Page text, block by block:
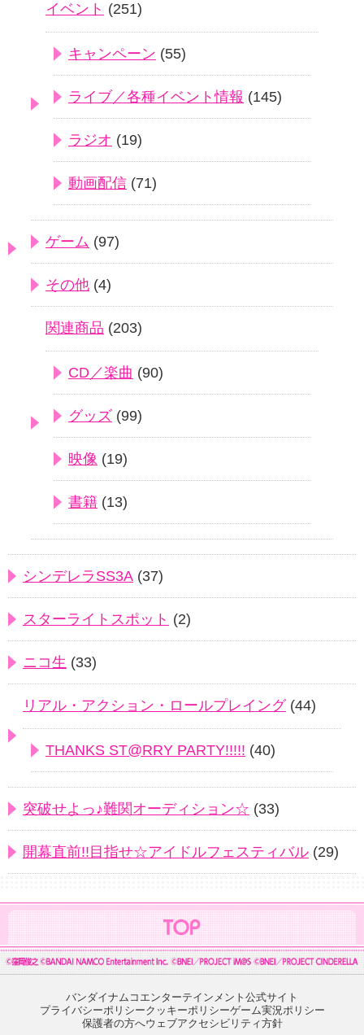
イベント (251)
キャンペーン (55)
ライブ／各種イベント情報 (145)
ラジオ (19)
動画配信 (71)
ゲーム (97)
その他 (4)
関連商品 (203)
CD／楽曲 (90)
グッズ (99)
映像 (19)
書籍 (13)
シンデレラSS3A (37)
スターライトスポット (2)
ニコ生 (33)
リアル・アクション・ロールプレイング(44)
THANKS ST@RRY PARTY!!!!! (40)
突破せよっ♪難関オーディション☆ (33)
開幕直前!!目指せ☆アイドルフェスティバル (29)
バンダイナムコエンターテインメント公式サイト
プライバシーポリシークッキーポリシーゲーム実況ポリシー
保護者の方へウェブアクセシビリティ方針